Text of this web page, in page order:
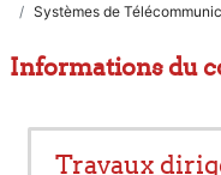
Systèmes de
Informations du
Travaux